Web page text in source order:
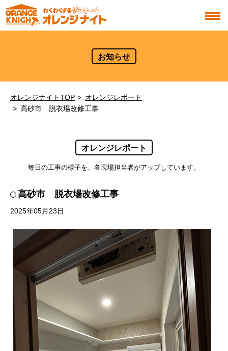
お知らせ
オレンジナイトTOP
オレンジレポート
高砂市 脱衣場改修工事
オレンジレポート
毎日の工事の様子を、各現場担当者がアップしています。
高砂市 脱衣場改修工事
2025年05月23日